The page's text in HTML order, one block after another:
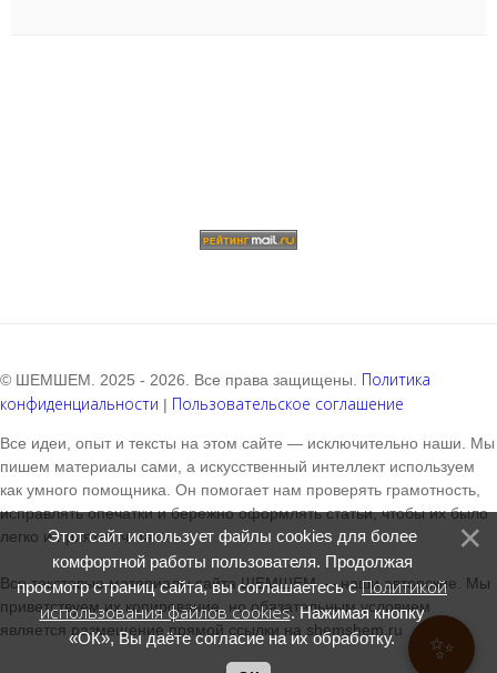
✨
© ШЕМШЕМ. 2025 - 2026. Все права защищены. Политика
конфиденциальности | Пользовательское соглашение
Все идеи, опыт и тексты на этом сайте — исключительно наши. Мы
пишем материалы сами, а искусственный интеллект используем
как умного помощника. Он помогает нам проверять грамотность,
исправлять опечатки и бережно оформлять статьи, чтобы их было
легко и приятно читать.
Все текстовые материалы сайта ШЕМШЕМ — наши авторские. Мы
приветствуем их копирование, но обязательным условием
является размещение прямой ссылки на shemshem.ru
Этот сайт использует файлы cookies для более
комфортной работы пользователя. Продолжая
просмотр страниц сайта, вы соглашаетесь сПолитикой
использования файлов cookies. Нажимая кнопку
«ОК», Вы даёте согласие на их обработку.